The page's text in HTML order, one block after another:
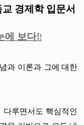
경제학 입문서
에 보다!!
과 이론과 그에 대한
루면서도 핵심적인